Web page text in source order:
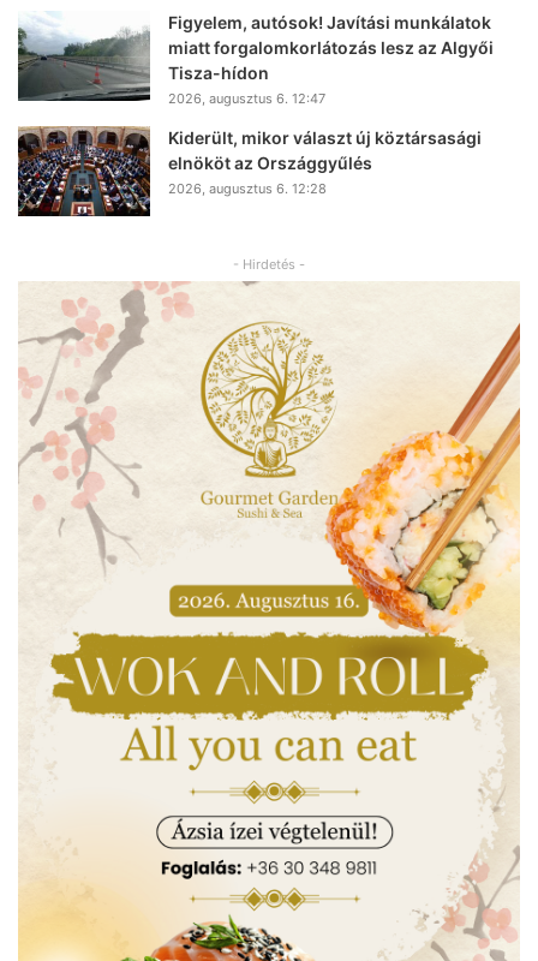
Figyelem, autósok! Javítási munkálatok
miatt forgalomkorlátozás lesz az Algyői
Tisza-hídon
2026, augusztus 6. 12:47
Kiderült, mikor választ új köztársasági
elnököt az Országgyűlés
2026, augusztus 6. 12:28
- Hirdetés -